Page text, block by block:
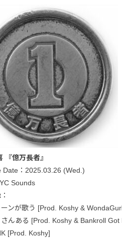
『億万長者』
Date：2025.03.26 (Wed.)
Sounds
ンが歌う [Prod. Koshy &
んある [Prod. Koshy & Bankroll Got
[Prod. Koshy]